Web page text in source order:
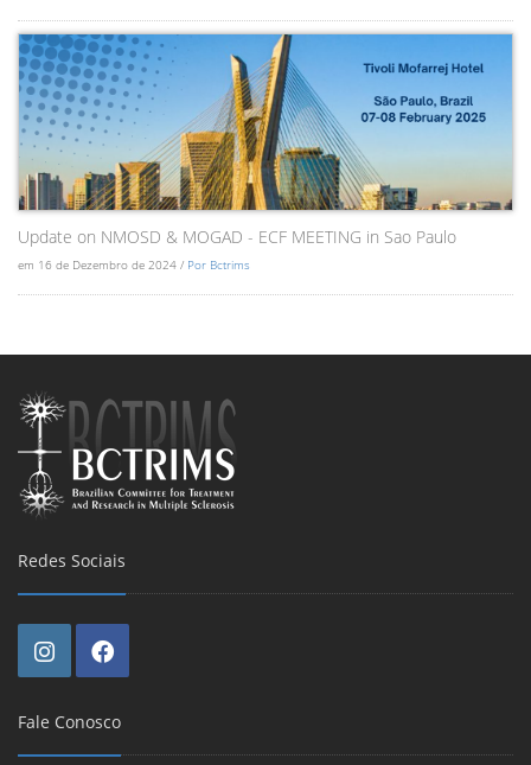
Update on NMOSD & MOGAD - ECF MEETING in Sao Paulo
em 16 de Dezembro de 2024 / Por Bctrims
Redes Sociais
Fale Conosco